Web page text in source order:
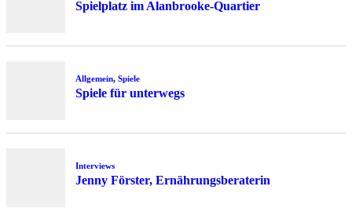
Spielplatz im Alanbrooke-Quartier
Allgemein, Spiele
Spiele für unterwegs
Interviews
Jenny Förster, Ernährungsberaterin